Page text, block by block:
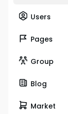
Users
Pages
Group
Blog
Market